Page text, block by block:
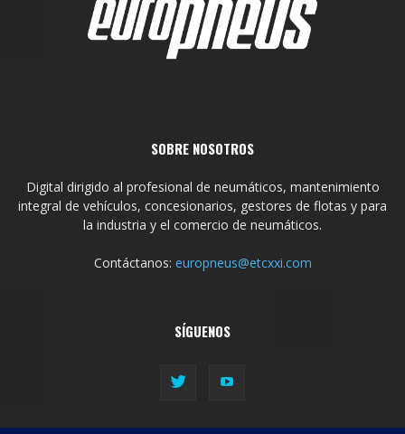
SOBRE NOSOTROS
Digital dirigido al profesional de neumáticos, mantenimiento
integral de vehículos, concesionarios, gestores de flotas y para
la industria y el comercio de neumáticos.
Contáctanos: europneus@etcxxi.com
SÍGUENOS